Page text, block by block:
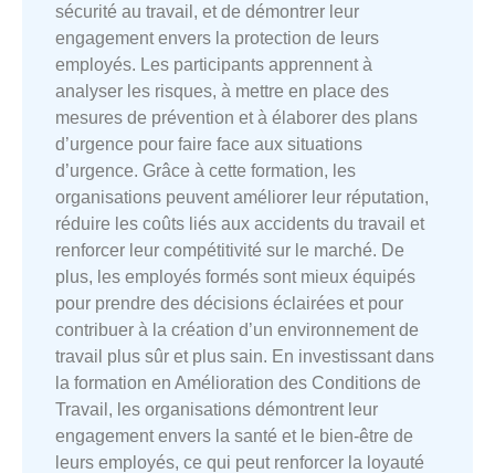
sécurité au travail, et de démontrer leur
engagement envers la protection de leurs
employés. Les participants apprennent à
analyser les risques, à mettre en place des
mesures de prévention et à élaborer des plans
d’urgence pour faire face aux situations
d’urgence. Grâce à cette formation, les
organisations peuvent améliorer leur réputation,
réduire les coûts liés aux accidents du travail et
renforcer leur compétitivité sur le marché. De
plus, les employés formés sont mieux équipés
pour prendre des décisions éclairées et pour
contribuer à la création d’un environnement de
travail plus sûr et plus sain. En investissant dans
la formation en Amélioration des Conditions de
Travail, les organisations démontrent leur
engagement envers la santé et le bien-être de
leurs employés, ce qui peut renforcer la loyauté